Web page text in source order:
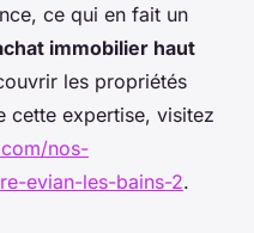
ce qui en fait un
immobilier haut
les propriétés
cette expertise, visitez
nos-
evian-les-bains-2.